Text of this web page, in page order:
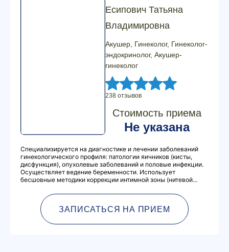
Есипович Татьяна
Владимировна
Акушер, Гинеколог, Гинеколог-
эндокринолог, Акушер-
гинеколог
238 отзывов
Стоимость приема
Не указана
Специализируется на диагностике и лечении заболеваний
гинекологического профиля: патологии яичников (кисты,
дисфункция), опухолевые заболеваний и половые инфекции.
Осуществляет ведение беременности. Использует
бесшовные методики коррекции интимной зоны (нитевой...
ЗАПИСАТЬСЯ НА ПРИЕМ